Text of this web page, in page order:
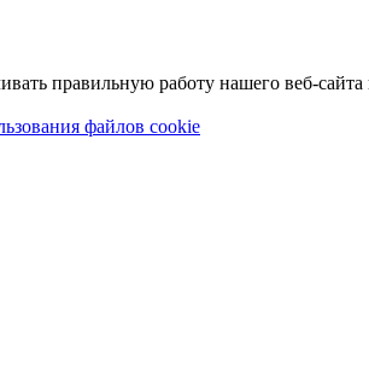
правильную работу нашего веб-сайта
файлов cookie